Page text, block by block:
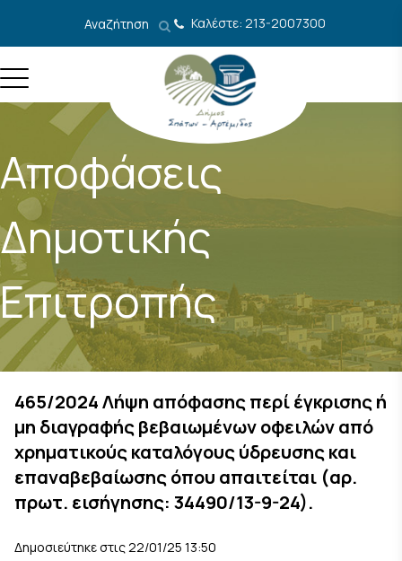
Αναζήτηση Καλέστε: 213-2007300
Αποφάσεις
Δημοτικής
Επιτροπής
465/2024 Λήψη απόφασης περί έγκρισης ή
μη διαγραφής βεβαιωμένων οφειλών από
χρηματικούς καταλόγους ύδρευσης και
επαναβεβαίωσης όπου απαιτείται (αρ.
πρωτ. εισήγησης: 34490/13-9-24).
Δημοσιεύτηκε στις 22/01/25 13:50